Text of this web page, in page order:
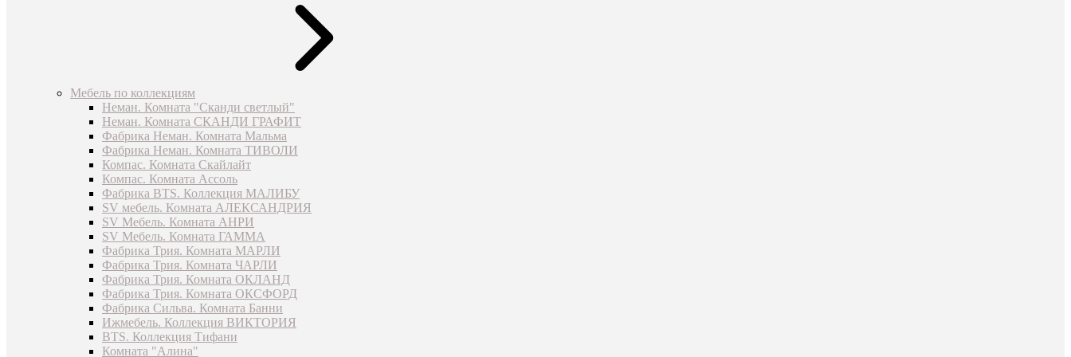
Мебель по коллекциям
Неман. Комната "Сканди светлый"
Неман. Комната СКАНДИ ГРАФИТ
Фабрика Неман. Комната Мальма
Фабрика Неман. Комната ТИВОЛИ
Компас. Комната Скайлайт
Компас. Комната Ассоль
Фабрика BTS. Коллекция МАЛИБУ
SV мебель. Комната АЛЕКСАНДРИЯ
SV Мебель. Комната АНРИ
SV Мебель. Комната ГАММА
Фабрика Трия. Комната МАРЛИ
Фабрика Трия. Комната ЧАРЛИ
Фабрика Трия. Комната ОКЛАНД
Фабрика Трия. Комната ОКСФОРД
Фабрика Сильва. Комната Банни
Ижмебель. Коллекция ВИКТОРИЯ
BTS. Коллекция Тифани
Комната "Алина"